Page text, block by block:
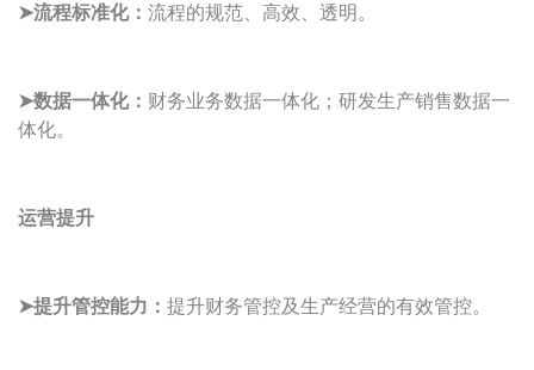
➤流程标准化： 流程的规范、高效、透明。
➤数据一体化： 财务业务数据一体化；研发生产销售数据一
体化。
运营提升
➤提升管控能力： 提升财务管控及生产经营的有效管控。